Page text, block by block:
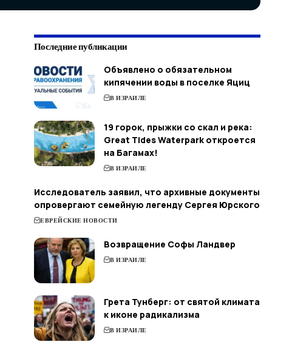
Последние публикации
Объявлено о обязательном
кипячении воды в поселке Яциц
В ИЗРАИЛЕ
19 горок, прыжки со скал и река:
Great Tides Waterpark откроется
на Багамах!
В ИЗРАИЛЕ
Исследователь заявил, что архивные документы
опровергают семейную легенду Сергея Юрского
ЕВРЕЙСКИЕ НОВОСТИ
Возвращение Софы Ландвер
В ИЗРАИЛЕ
Грета Тунберг: от святой климата
к иконе радикализма
В ИЗРАИЛЕ